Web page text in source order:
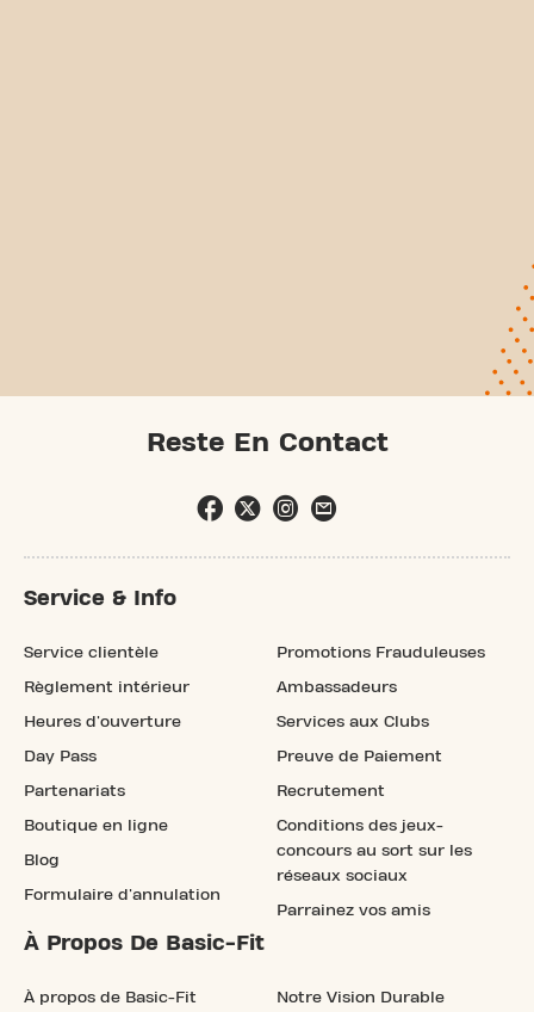
Reste En Contact
Service & Info
Service clientèle
Règlement intérieur
Heures d'ouverture
Day Pass
Partenariats
Boutique en ligne
Blog
Formulaire d'annulation
Promotions Frauduleuses
Ambassadeurs
Services aux Clubs
Preuve de Paiement
Recrutement
Conditions des jeux-
concours au sort sur les
réseaux sociaux
Parrainez vos amis
À Propos De Basic-Fit
À propos de Basic-Fit Notre Vision Durable